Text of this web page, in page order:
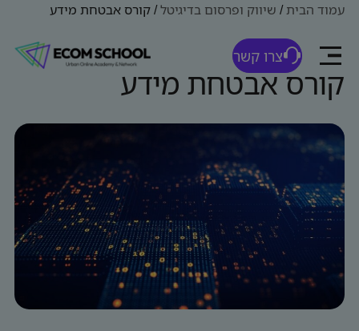
צרו קשר
עמוד הבית/ שיווק ופרסום בדיגיטל/קורס אבטחת מידע
קורס אבטחת מידע